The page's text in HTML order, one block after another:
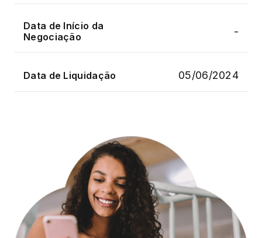
Data de Início da
Negociação
-
Data de Liquidação 05/06/2024